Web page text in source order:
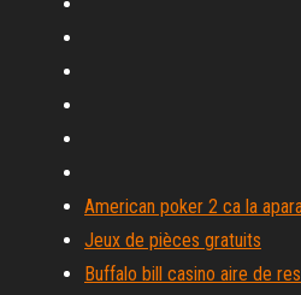
American poker 2 ca la
Jeux de pièces gratuits
Buffalo bill casino aire de